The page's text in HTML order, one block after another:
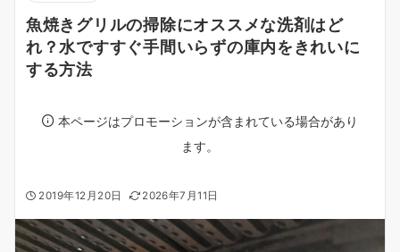
魚焼きグリルの掃除にオススメな洗剤はど
れ？水ですすぐ手間いらずの庫内をきれいに
する方法
本ページはプロモーションが含まれている場合があり
ます。
2019年12月20日 2026年7月11日